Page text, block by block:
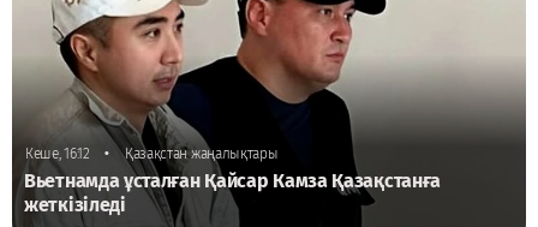
Кеше, 16:12 • Қазақстан жаңалықтары
Вьетнамда ұсталған Қайсар Камза Қазақстанға
жеткізіледі